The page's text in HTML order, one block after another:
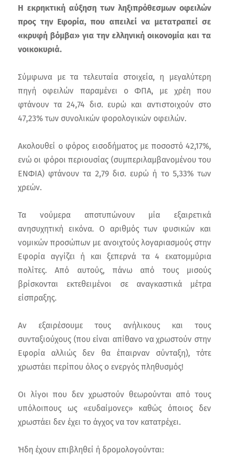
Η εκρηκτική αύξηση των ληξιπρόθεσμων οφειλών
προς την Εφορία, που απειλεί να μετατραπεί σε
«κρυφή βόμβα» για την ελληνική οικονομία και τα
νοικοκυριά.
Σύμφωνα με τα τελευταία στοιχεία, η μεγαλύτερη
πηγή οφειλών παραμένει ο ΦΠΑ, με χρέη που
φτάνουν τα 24,74 δισ. ευρώ και αντιστοιχούν στο
47,23% των συνολικών φορολογικών οφειλών.
Ακολουθεί ο φόρος εισοδήματος με ποσοστό 42,17%,
ενώ οι φόροι περιουσίας (συμπεριλαμβανομένου του
ΕΝΦΙΑ) φτάνουν τα 2,79 δισ. ευρώ ή το 5,33% των
χρεών.
Τα νούμερα αποτυπώνουν μία εξαιρετικά
ανησυχητική εικόνα. Ο αριθμός των φυσικών και
νομικών προσώπων με ανοιχτούς λογαριασμούς στην
Εφορία αγγίζει ή και ξεπερνά τα 4 εκατομμύρια
πολίτες. Από αυτούς, πάνω από τους μισούς
βρίσκονται εκτεθειμένοι σε αναγκαστικά μέτρα
είσπραξης.
Αν εξαιρέσουμε τους ανήλικους και τους
συνταξιούχους (που είναι απίθανο να χρωστούν στην
Εφορία αλλιώς δεν θα έπαιρναν σύνταξη), τότε
χρωστάει περίπου όλος ο ενεργός πληθυσμός!
Οι λίγοι που δεν χρωστούν θεωρούνται από τους
υπόλοιπους ως «ευδαίμονες» καθώς όποιος δεν
χρωστάει δεν έχει το άγχος να τον κατατρέχει.
Ήδη έχουν επιβληθεί ή δρομολογούνται: